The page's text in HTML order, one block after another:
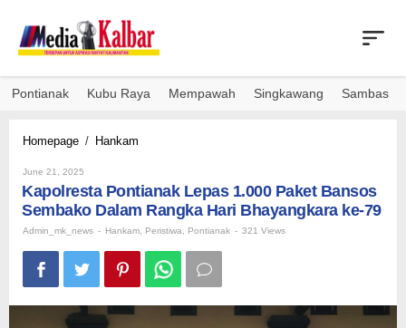
content
Pontianak Kubu Raya Mempawah Singkawang Sambas
Homepage / Hankam
1.000
Paket
Bansos
Sembako
Dalam
Rangka
Hari
Bhayangkara
June 21, 2025
Kapolresta Pontianak Lepas 1.000 Paket Bansos
Sembako Dalam Rangka Hari Bhayangkara ke-79
Admin_mk_news - Hankam Peristiwa Pontianak - 321 Views